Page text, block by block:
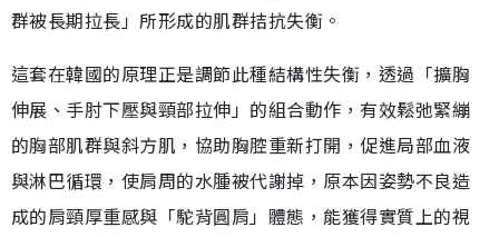
群被長期拉長」所形成的肌群拮抗失衡。
這套在韓國的原理正是調節此種結構性失衡，透過「擴胸
伸展、手肘下壓與頸部拉伸」的組合動作，有效鬆弛緊繃
的胸部肌群與斜方肌，協助胸腔重新打開，促進局部血液
與淋巴循環，使肩周的水腫被代謝掉，原本因姿勢不良造
成的肩頸厚重感與「駝背圓肩」體態，能獲得實質上的視